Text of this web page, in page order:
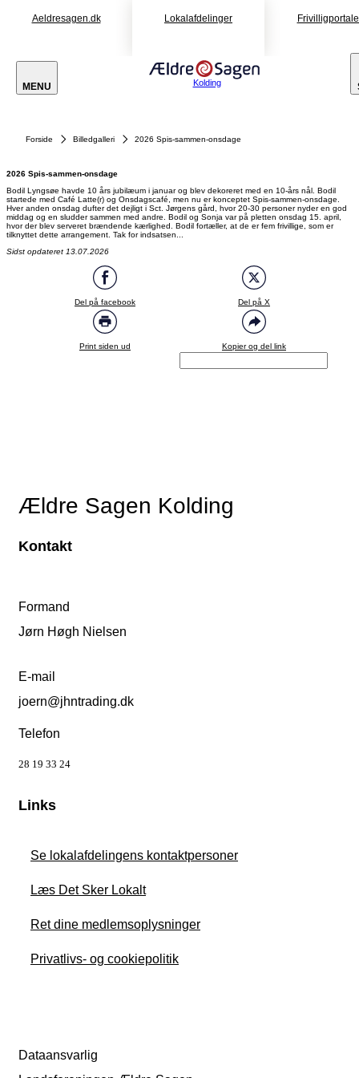
Aeldresagen.dk Lokalafdelinger
MENU Kolding
Forside Billedgalleri 2026 Spis-sammen-onsdage
2026 Spis-sammen-onsdage
Bodil Lyngsøe havde 10 års jubilæum i januar og blev dekoreret med en 10-års nål. Bodil
startede med Café Latte(r) og Onsdagscafé, men nu er konceptet Spis-sammen-onsdage.
Hver anden onsdag dufter det dejligt i Sct. Jørgens gård, hvor 20-30 personer nyder en god
middag og en sludder sammen med andre. Bodil og Sonja var på pletten onsdag 15. april,
hvor der blev serveret brændende kærlighed. Bodil fortæller, at de er fem frivillige, som er
tilknyttet dette arrangement. Tak for indsatsen...
Sidst opdateret 13.07.2026
Del på facebook Del på X
Print siden ud Kopier og del link
Ældre Sagen Kolding
Kontakt
Formand
Jørn Høgh Nielsen
E-mail
joern@jhntrading.dk
Telefon
28 19 33 24
Links
Se lokalafdelingens kontaktpersoner
Læs Det Sker Lokalt
Ret dine medlemsoplysninger
Privatlivs- og cookiepolitik
Dataansvarlig